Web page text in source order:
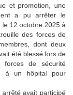
et promotion, une
a pu arrêter le
12 octobre 2025 à
des forces de
dont deux
été blessé lors de
de sécurité
à un hôpital pour
avait participé